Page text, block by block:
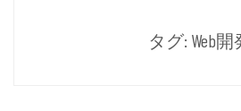
タグ: Web開